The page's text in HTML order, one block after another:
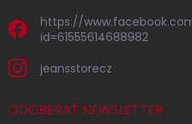
https://
id=61555614688982
jeansstorecz
ODOBERAŤ NEWSLETTER